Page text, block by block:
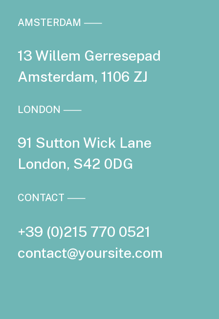
AMSTERDAM ⸺
13 Willem Gerresepad
Amsterdam, 1106 ZJ
LONDON ⸺
91 Sutton Wick Lane
London, S42 0DG
CONTACT ⸺
+39 (0)215 770 0521
contact@yoursite.com